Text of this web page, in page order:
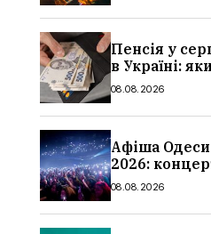
Пенсія у
в Україні:
мінімальні та
суми
08.08.2026
Афіша
2026:
ціни квитків
08.08.2026